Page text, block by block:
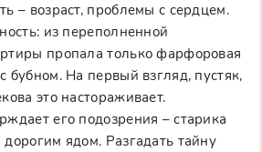
– возраст, проблемы с сердцем.
из переполненной
пропала только фарфоровая
бубном. На первый взгляд, пустяк,
это настораживает.
его подозрения – старика
ядом. Разгадать тайну